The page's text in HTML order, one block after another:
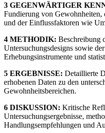
3 GEGENWÄRTIGER
Fundierung von Gewohnheiten,
und der Einflussfaktoren wie
4 METHODIK: Beschreibung
Untersuchungsdesigns sowie
Erhebungsinstrumente und
5 ERGEBNISSE: Detaillierte
erhobenen Daten zu den
Gewohnheitsbereichen.
6 DISKUSSION: Kritische
Untersuchungsergebnisse,
Handlungsempfehlungen und